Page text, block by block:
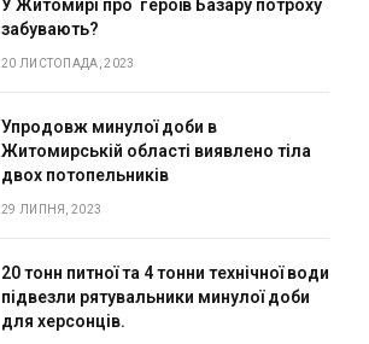
У Житомирі про героїв Базару потроху
забувають?
20 ЛИСТОПАДА, 2023
Упродовж минулої доби в
Житомирській області виявлено тіла
двох потопельників
29 ЛИПНЯ, 2023
20 тонн питної та 4 тонни технічної води
підвезли рятувальники минулої доби
для херсонців.